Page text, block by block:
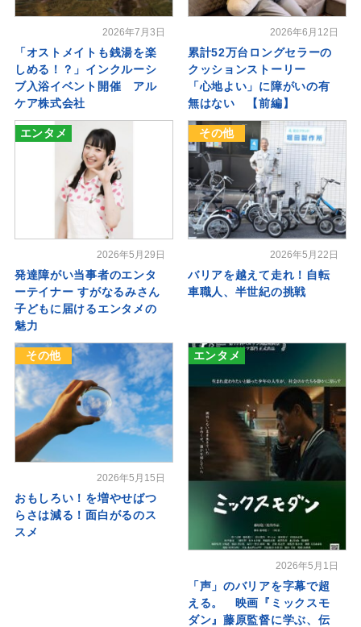
2026年7月3日
「オストメイトも銭湯を楽
しめる！？」インクルーシ
ブ入浴イベント開催 アル
ケア株式会社
2026年6月12日
累計52万台ロングセラーの
クッションストーリー
「心地よい」に障がいの有
無はない 【前編】
エンタメ
2026年5月29日
発達障がい当事者のエンタ
ーテイナー すがなるみさん
子どもに届けるエンタメの
魅力
その他
2026年5月22日
バリアを越えて走れ！自転
車職人、半世紀の挑戦
その他
2026年5月15日
おもしろい！を増やせばつ
らさは減る！面白がるのス
スメ
エンタメ
2026年5月1日
「声」のバリアを字幕で超
える。 映画『ミックスモ
ダン』藤原監督に学ぶ、伝